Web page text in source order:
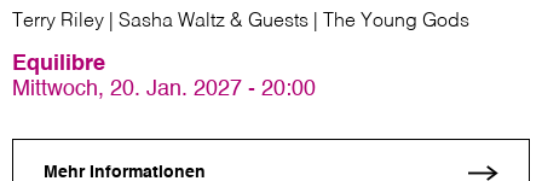
Terry Riley | Sasha Waltz & Guests | The Young Gods
Equilibre
Mittwoch, 20. Jan. 2027 - 20:00
Mehr Informationen